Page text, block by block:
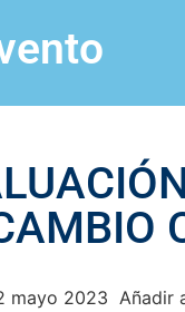
mayo 2023 Añadir